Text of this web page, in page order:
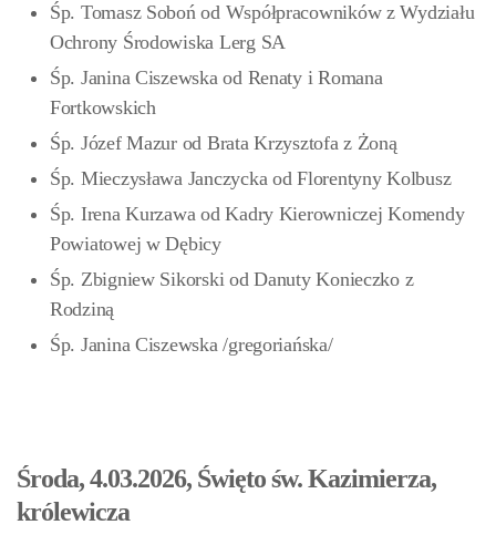
Śp. Tomasz Soboń od Współpracowników z Wydziału
Ochrony Środowiska Lerg SA
Śp. Janina Ciszewska od Renaty i Romana
Fortkowskich
Śp. Józef Mazur od Brata Krzysztofa z Żoną
Śp. Mieczysława Janczycka od Florentyny Kolbusz
Śp. Irena Kurzawa od Kadry Kierowniczej Komendy
Powiatowej w Dębicy
Śp. Zbigniew Sikorski od Danuty Konieczko z
Rodziną
Śp. Janina Ciszewska /gregoriańska/
Środa, 4.03.2026, Święto św. Kazimierza,
królewicza